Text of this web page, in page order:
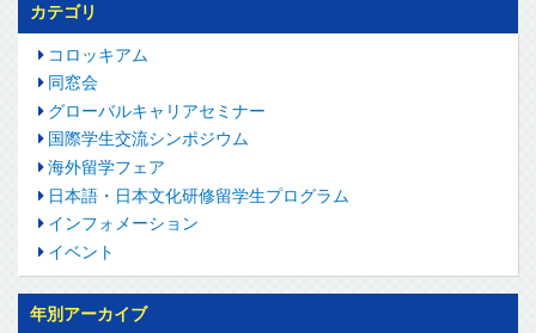
カテゴリ
コロッキアム
同窓会
グローバルキャリアセミナー
国際学生交流シンポジウム
海外留学フェア
日本語・日本文化研修留学生プログラム
インフォメーション
イベント
年別アーカイブ